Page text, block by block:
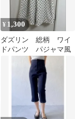
¥ 1,300
ダズリン 総柄 ワイ
ドパンツ パジャマ風